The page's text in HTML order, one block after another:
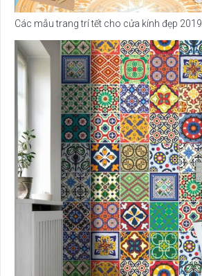
Các mẫu trang trí tết cho cửa kính đẹp 2019